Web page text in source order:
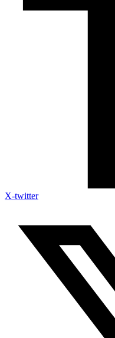
X-twitter